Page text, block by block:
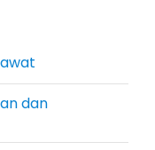
Mobil
dan